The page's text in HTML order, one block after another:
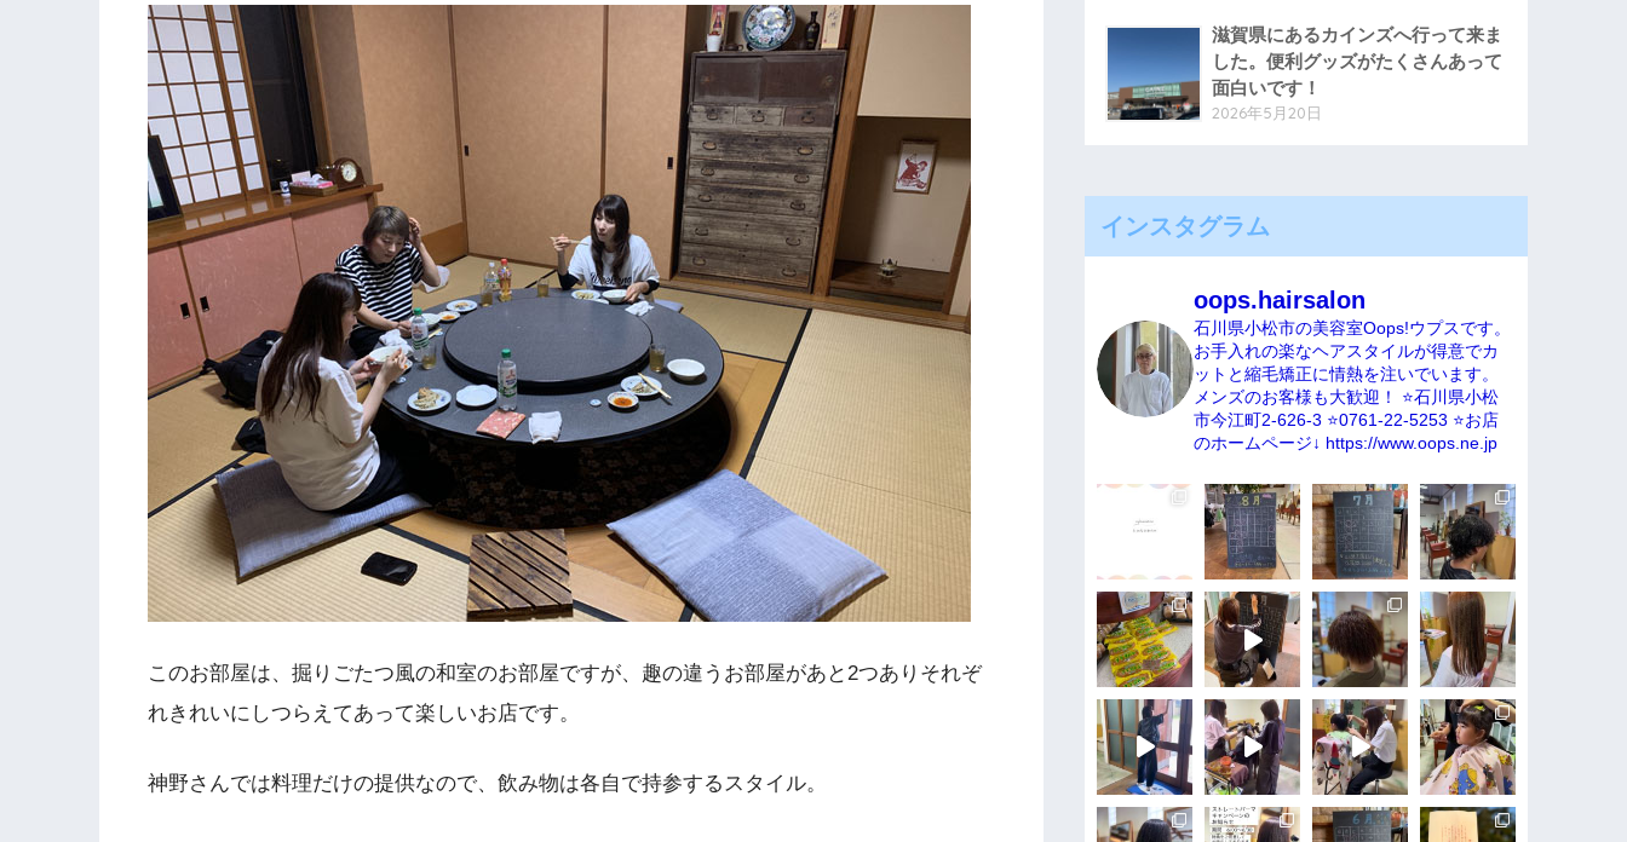
このお部屋は、掘りごたつ風の和室のお部屋ですが、趣の違うお部屋があと2つありそれぞ
れきれいにしつらえてあって楽しいお店です。
神野さんでは料理だけの提供なので、飲み物は各自で持参するスタイル。
滋賀県にあるカインズへ行って来ま
した。便利グッズがたくさんあって
面白いです！
2026年5月20日
インスタグラム
oops.hairsalon
石川県小松市の美容室Oops!ウプスです。
お手入れの楽なヘアスタイルが得意でカ
ットと縮毛矯正に情熱を注いでいます。
メンズのお客様も大歓迎！
⭐️石川県小松
市今江町2-626-3 ⭐️0761-22-5253 ⭐️お店
のホームページ↓ https://www.oops.ne.jp